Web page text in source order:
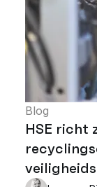
Blog
HSE richt